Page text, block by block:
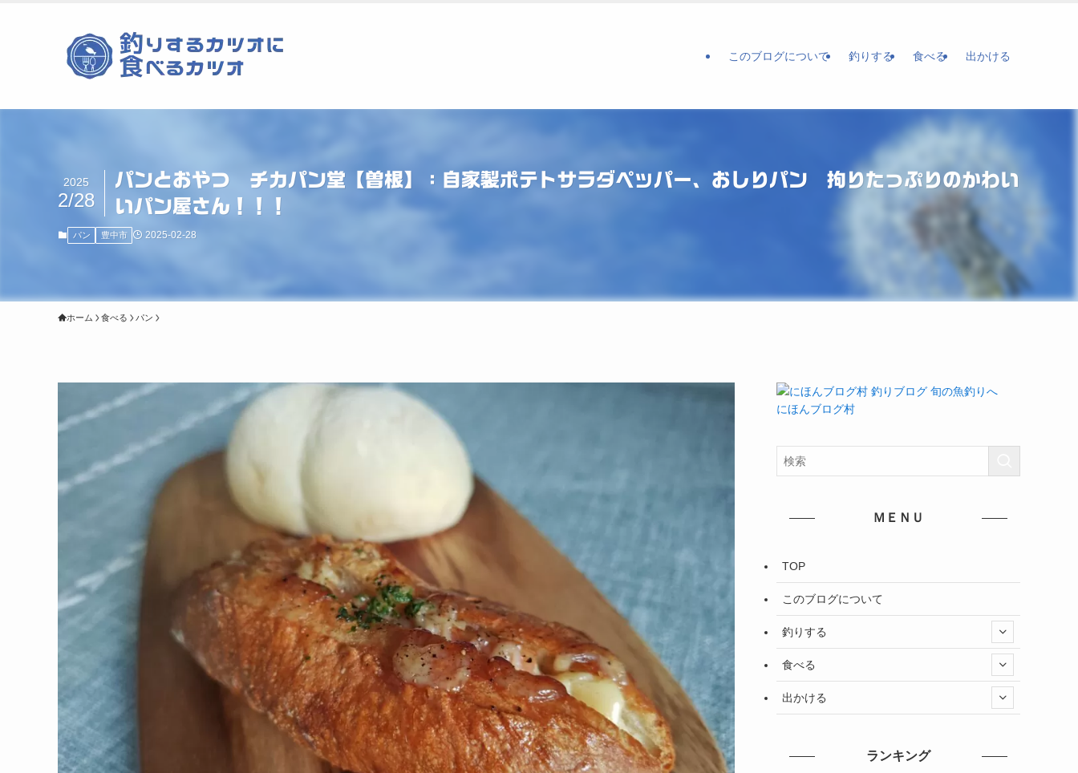
このブログについて 釣りする 食べる 出かける
パンとおやつ チカパン堂【曽根】：自家製ポテトサラダペッパー、おしりパン 拘りたっぷりのかわい
いパン屋さん！！！
2025
2/28
パン 豊中市 2025-02-28
ホーム 食べる パン
にほんブログ村
ＭＥＮＵ
TOP
このブログについて
釣りする
食べる
出かける
ランキング